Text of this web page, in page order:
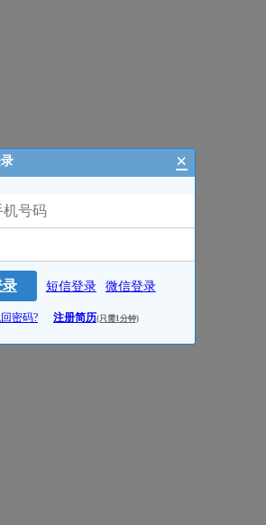
×
录 短信登录 微信登录
密码? 注册简历(只需1分钟)